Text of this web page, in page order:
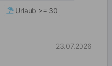
Urlaub >= 30
23.07.2026